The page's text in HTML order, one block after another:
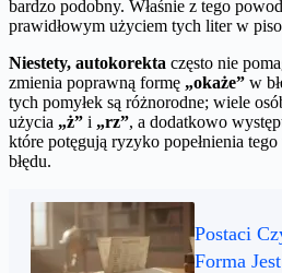
bardzo podobny. Właśnie z tego
prawidłowym użyciem tych liter w
Niestety, autokorekta często nie
zmienia poprawną formę „okaże” w
tych pomyłek są różnorodne; wiele
użycia „ż” i „rz”, a dodatkowo
które potęgują ryzyko popełnienia
błędu.
Postaci
Forma